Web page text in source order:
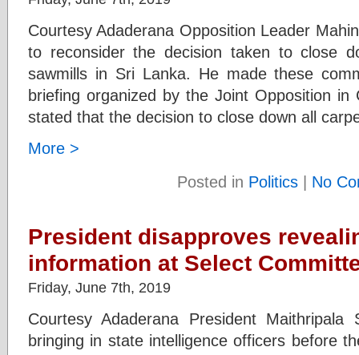
Courtesy Adaderana Opposition Leader
to reconsider the decision taken to close
sawmills in Sri Lanka. He made these
briefing organized by the Joint Opposition in
stated that the decision to close down all
More >
Posted in Politics | No
President disapproves
information at Select
Friday, June 7th, 2019
Courtesy Adaderana President Maithripala
bringing in state intelligence officers before